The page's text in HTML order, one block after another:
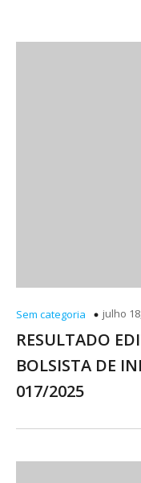
Sem categoria julho
RESULTADO
BOLSISTA DE
017/2025